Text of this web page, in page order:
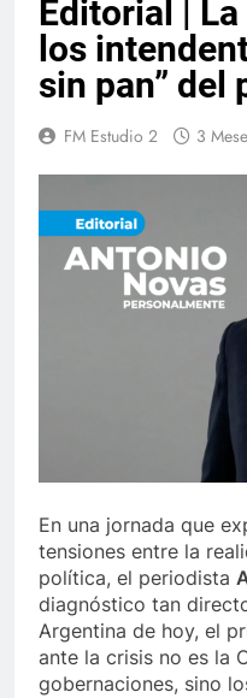
Editorial |
los
sin pan” del
FM Estudio 2 3
En una jornada que
tensiones entre la
política, el periodista
diagnóstico tan
Argentina de hoy, el
ante la crisis no es la
gobernaciones, sino